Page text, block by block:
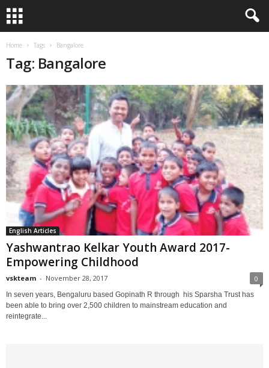
Home Tags Bangalore
Tag: Bangalore
English Articles
Yashwantrao Kelkar Youth Award 2017-
Empowering Childhood
vskteam - November 28, 2017 0
In seven years, Bengaluru based Gopinath R through his Sparsha Trust has
been able to bring over 2,500 children to mainstream education and
reintegrate...